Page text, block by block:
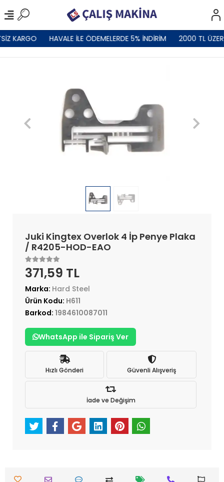
KARGO HAVALE İLE ÖDEMELERDE 5% İNDİRİM 2000 TL
Juki Kingtex Overlok 4 İp Penye Plaka
/ R4205-HOD-EAO
371,59 TL
Marka: Hard Steel
Ürün Kodu: H611
Barkod: 1984610087011
WhatsApp ile Sipariş Ver
Hızlı Gönderi Güvenli Alışveriş
İade ve Değişim